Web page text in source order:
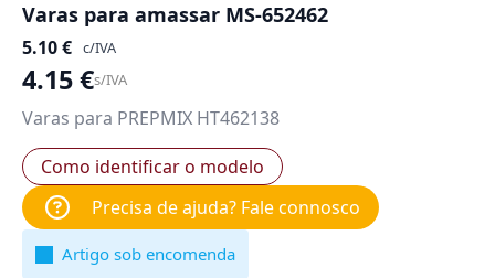
Varas para amassar MS-652462
5.10€ c/IVA
4.15€s/IVA
Varas para PREPMIX HT462138
Como identificar o modelo
Precisa de ajuda? Fale connosco
Artigo sob encomenda